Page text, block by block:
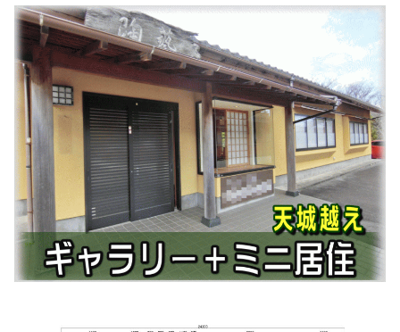
住所:静岡県伊豆市下白岩75番地
中伊豆温泉病院（バス）
住所:静岡県伊豆市下白岩 マップで見る